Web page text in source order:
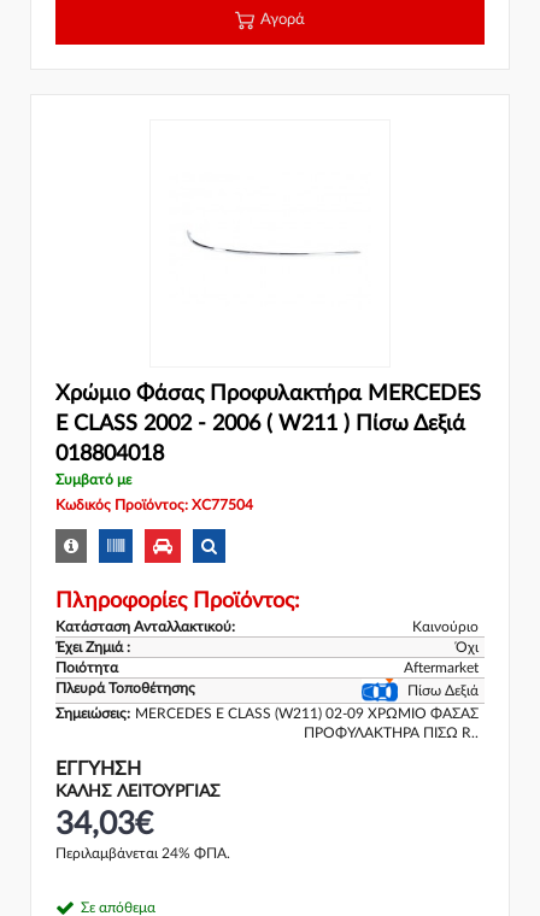
Αγορά
Χρώμιο Φάσας Προφυλακτήρα MERCEDES
E CLASS 2002 - 2006 ( W211 ) Πίσω Δεξιά
018804018
Συμβατό με
Κωδικός Προϊόντος: XC77504
Πληροφορίες Προϊόντος:
Κατάσταση Ανταλλακτικού:
Καινούριο
Έχει Ζημιά :
Όχι
Ποιότητα
Aftermarket
Πλευρά Τοποθέτησης
Πίσω Δεξιά
Σημειώσεις: MERCEDES E CLASS (W211) 02-09 ΧΡΩΜΙΟ ΦΑΣΑΣ
ΠΡΟΦΥΛΑΚΤΗΡΑ ΠΙΣΩ R..
ΕΓΓΎΗΣΗ
ΚΑΛΗΣ ΛΕΙΤΟΥΡΓΙΑΣ
34,03€
Περιλαμβάνεται 24% ΦΠΑ.
Σε απόθεμα